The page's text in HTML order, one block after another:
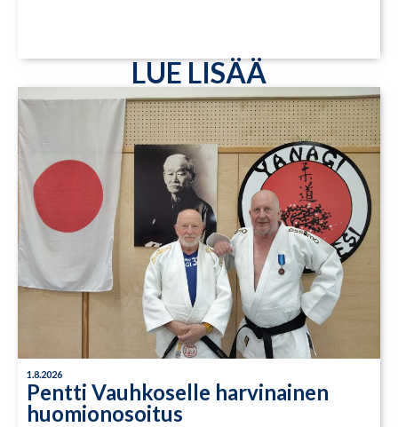
LUE LISÄÄ
1.8.2026
Pentti Vauhkoselle harvinainen
huomionosoitus